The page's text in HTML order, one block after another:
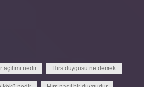
açılımı nedir Hırs duygusu ne demek